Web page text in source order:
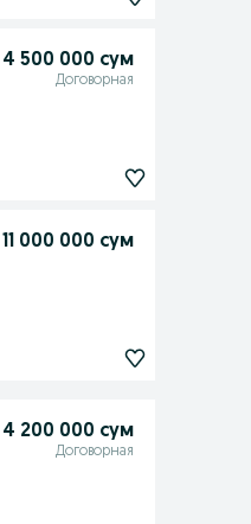
4 500 000 сум
Договорная
11 000 000 сум
4 200 000 сум
Договорная